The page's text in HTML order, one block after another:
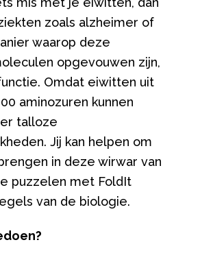
zoals alzheimer of
waarop deze
opgevouwen zijn,
Omdat eiwitten uit
aminozuren kunnen
talloze
Jij kan helpen om
in deze wirwar van
puzzelen met FoldIt
van de biologie.